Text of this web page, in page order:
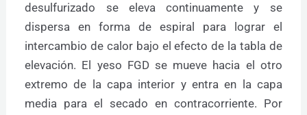
desulfurizado se eleva continuamente y se
dispersa en forma de espiral para lograr el
intercambio de calor bajo el efecto de la tabla de
elevación. El yeso FGD se mueve hacia el otro
extremo de la capa interior y entra en la capa
media para el secado en contracorriente. Por